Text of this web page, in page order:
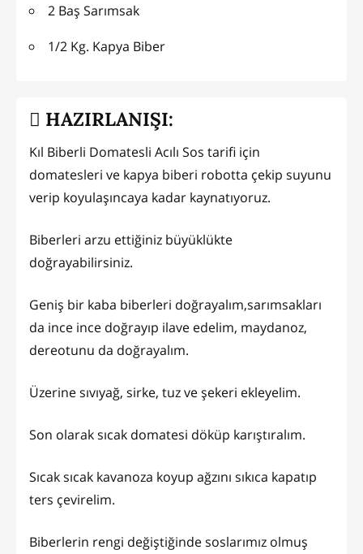
2 Baş Sarımsak
1/2 Kg. Kapya Biber
HAZIRLANIŞI:
Kıl Biberli Domatesli Acılı Sos tarifi için
domatesleri ve kapya biberi robotta çekip suyunu
verip koyulaşıncaya kadar kaynatıyoruz.
Biberleri arzu ettiğiniz büyüklükte
doğrayabilirsiniz.
Geniş bir kaba biberleri doğrayalım,sarımsakları
da ince ince doğrayıp ilave edelim, maydanoz,
dereotunu da doğrayalım.
Üzerine sıvıyağ, sirke, tuz ve şekeri ekleyelim.
Son olarak sıcak domatesi döküp karıştıralım.
Sıcak sıcak kavanoza koyup ağzını sıkıca kapatıp
ters çevirelim.
Biberlerin rengi değiştiğinde soslarımız olmuş